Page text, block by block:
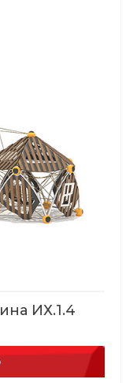
ИХ.1.4